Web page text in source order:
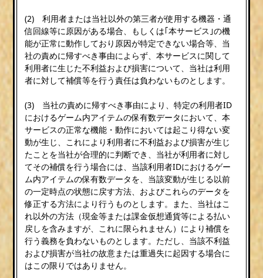
(2) 利用者または当社以外の第三者が使用する機器・通
信回線等に原因がある場合、もしくは｢本サービス｣の機
能が正常に動作しており原因が特定できない場合等、当
社の責めに帰すべき事由によらず、本サービスに関して
利用者に生じた不利益および損害について、当社は利用
者に対して補償等を行う責任は負わないものとします。
(3) 当社の責めに帰すべき事由により、特定の利用者ID
におけるゲーム内アイテムの保有数データにおいて、本
サービスの正常な機能・動作においては起こり得ない変
動が生じ、これにより利用者に不利益および損害が生じ
たことを当社が合理的に判断でき、当社が利用者に対し
てその補償を行う場合には、当該利用者IDにおけるゲー
ム内アイテムの保有数データを、当該変動が生じる以前
の一定時点の状態に戻す方法、およびこれらのデータを
修正する方法により行うものとします。また、当社はこ
れ以外の方法（現金等または課金仮想通貨等による払い
戻しを含みますが、これに限られません）により補償を
行う義務を負わないものとします。ただし、当該不利益
および損害が当社の故意または重過失に起因する場合に
はこの限りではありません。